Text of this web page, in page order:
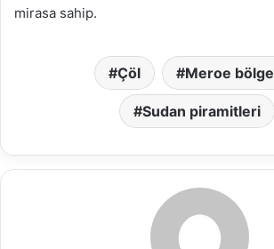
mirasa sahip.
Çöl Meroe
Sudan piramitleri